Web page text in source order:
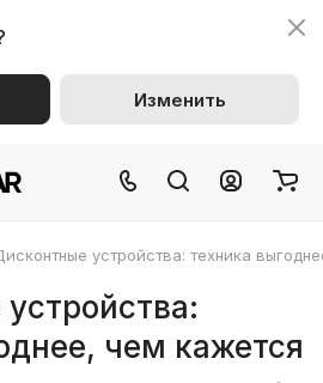
Изменить
устройства: техника
чем кажется